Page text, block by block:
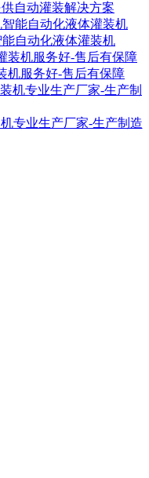
自动灌装解决方案
自动化液体灌装机
机服务好-售后有保障
专业生产厂家-生产制造